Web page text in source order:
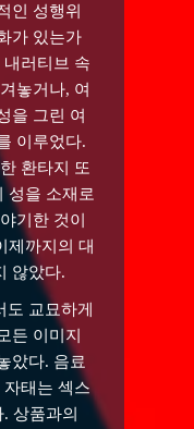
인 성행위
가 있는가
러티브 속
놓거나, 여
을 그린 여
이루었다.
환타지 또
성을 소재로
기한 것이
제까지의 대
않았다.
도 교묘하게
든 이미지
았다. 음료
자태는 섹스
상품과의